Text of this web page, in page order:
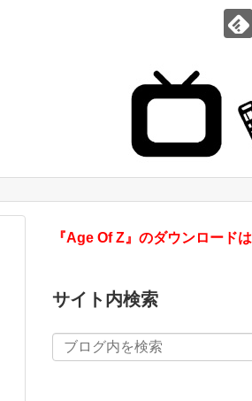
『Age Of Z』のダウンロードは
サイト内検索